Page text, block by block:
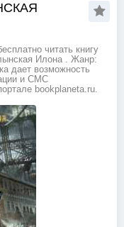
читать книгу
Илона . Жанр:
дает возможность
и СМС
bookplaneta.ru.